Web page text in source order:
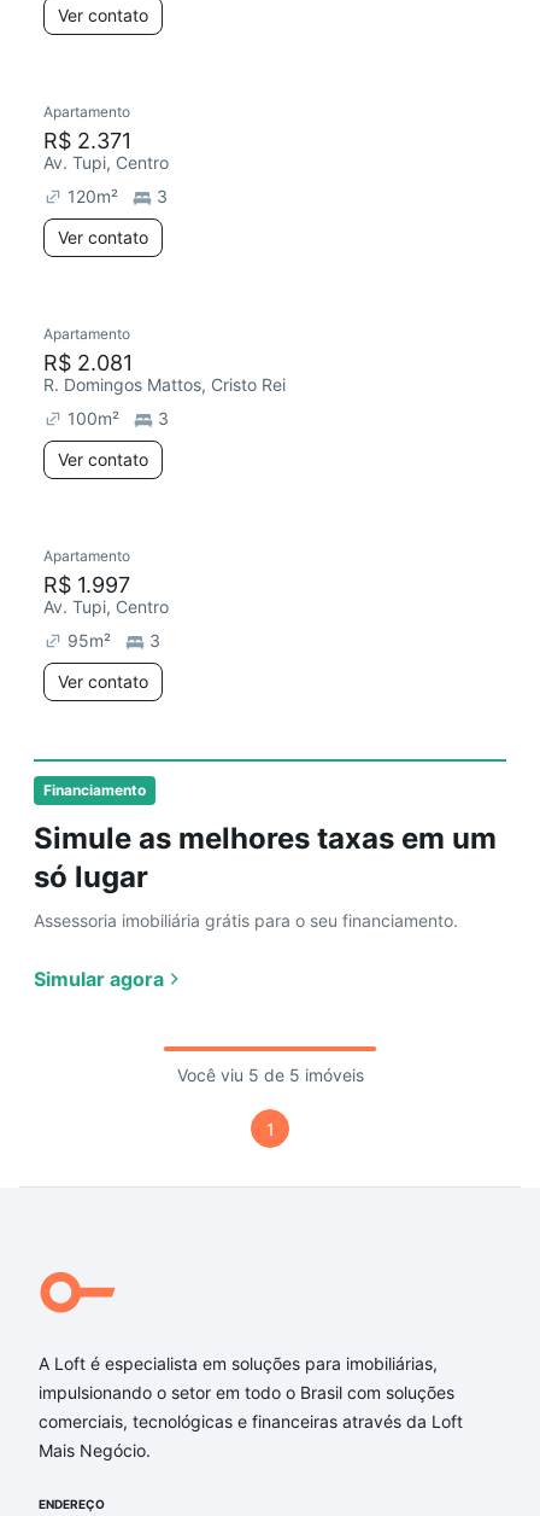
Financiamento
Simule as melhores taxas em um
só lugar
Assessoria imobiliária grátis para o seu financiamento.
Simular agora
Ver contato
Redecorar
Apartamento
R$ 2.371
Av. Tupi, Centro
120m²
3
Ver contato
Apartamento
R$ 2.081
R. Domingos Mattos, Cristo Rei
100m²
3
Ver contato
Redecorar
Apartamento
R$ 1.997
Av. Tupi, Centro
95m²
3
Ver contato
Você viu 5 de 5 imóveis
1
A Loft é especialista em soluções para imobiliárias,
impulsionando o setor em todo o Brasil com soluções
comerciais, tecnológicas e financeiras através da Loft
Mais Negócio.
ENDEREÇO